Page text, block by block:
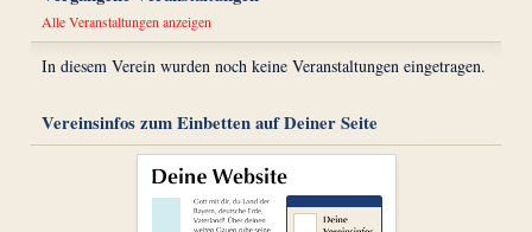
Alle Veranstaltungen anzeigen
In diesem Verein wurden noch keine Veranstaltungen eingetragen.
Vereinsinfos zum Einbetten auf Deiner Seite